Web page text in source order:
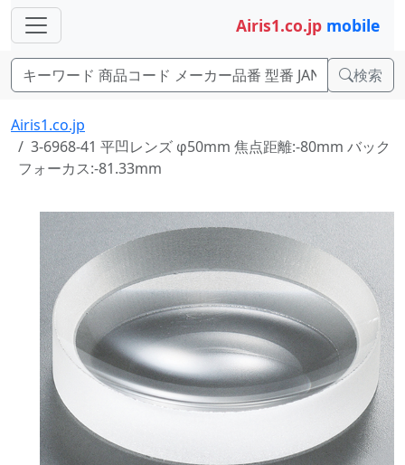
Airis1.co.jp mobile
検索
Airis1.co.jp
3-6968-41 平凹レンズ φ50mm 焦点距離:-80mm バック
フォーカス:-81.33mm